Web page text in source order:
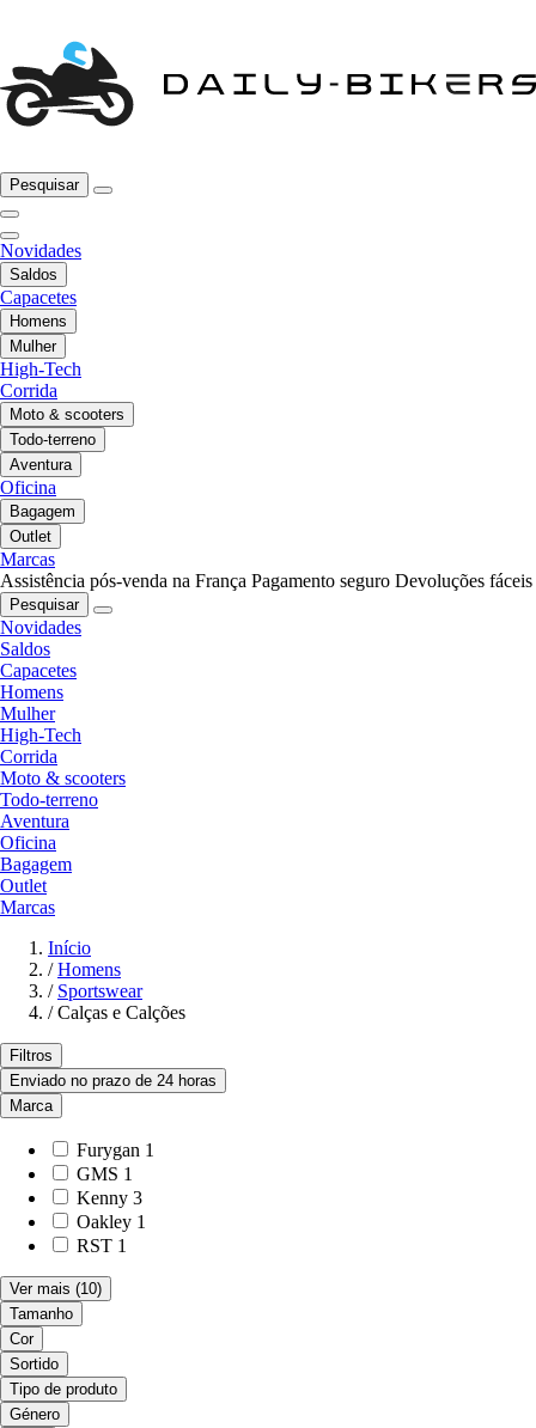
Pesquisar
Novidades
Saldos
Capacetes
Homens
Mulher
High-Tech
Corrida
Moto & scooters
Todo-terreno
Aventura
Oficina
Bagagem
Outlet
Marcas
Assistência pós-venda na França Pagamento seguro Devoluções fáceis
Pesquisar
Novidades
Saldos
Capacetes
Homens
Mulher
High-Tech
Corrida
Moto & scooters
Todo-terreno
Aventura
Oficina
Bagagem
Outlet
Marcas
Início
/ Homens
/ Sportswear
/ Calças e Calções
Filtros
Enviado no prazo de 24 horas
Marca
Furygan 1
GMS 1
Kenny 3
Oakley 1
RST 1
Ver mais (10)
Tamanho
Cor
Sortido
Tipo de produto
Género